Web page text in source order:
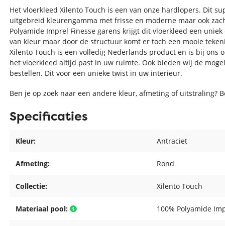
Het vloerkleed Xilento Touch is een van onze hardlopers. Dit
uitgebreid kleurengamma met frisse en moderne maar ook
Polyamide Imprel Finesse garens krijgt dit vloerkleed een
van kleur maar door de structuur komt er toch een mooie
Xilento Touch is een volledig Nederlands product en is bij ons
het vloerkleed altijd past in uw ruimte. Ook bieden wij de
bestellen. Dit voor een unieke twist in uw interieur.
Ben je op zoek naar een andere kleur, afmeting of uitstraling?
Specificaties
Kleur: Antraciet
Afmeting: Rond
Collectie: Xilento Touch
Materiaal pool: 100% Polyamide